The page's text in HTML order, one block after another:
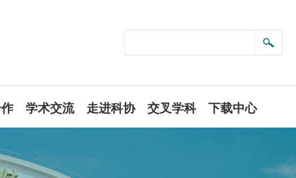
学术交流 走进科协 交叉学科 下载中心